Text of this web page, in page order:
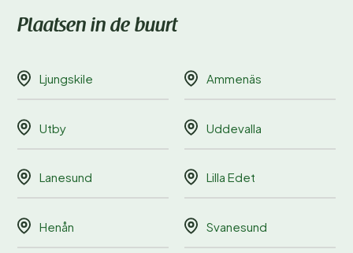
Plaatsen in de buurt
Ljungskile Ammenäs
Utby Uddevalla
Lanesund Lilla Edet
Henån Svanesund